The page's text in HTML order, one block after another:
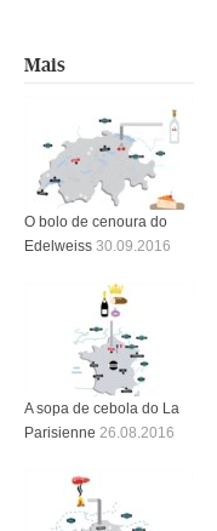
Mais
O bolo de cenoura do
Edelweiss 30.09.2016
A sopa de cebola do La
Parisienne 26.08.2016